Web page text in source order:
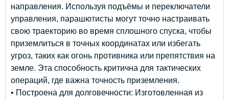
направления. Используя подъёмы и переключатели
управления, парашютисты могут точно настраивать
свою траекторию во время сплошного спуска, чтобы
приземлиться в точных координатах или избегать
угроз, таких как огонь противника или препятствия на
земле. Эта способность критична для тактических
операций, где важна точность приземления.
• Построена для долговечности: Изготовленная из